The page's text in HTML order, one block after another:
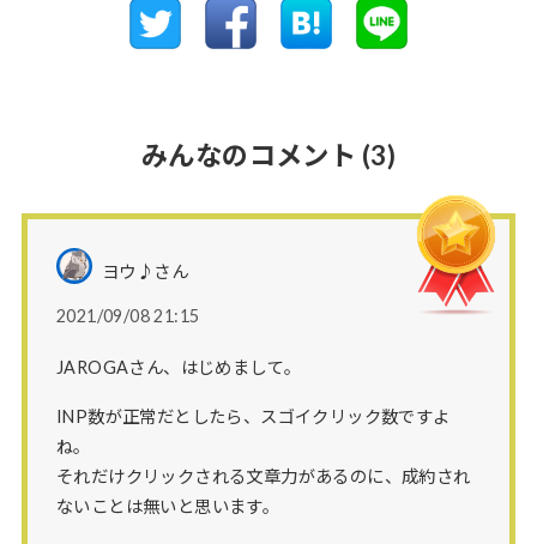
みんなのコメント (3)
ヨウ♪さん
2021/09/08 21:15
JAROGAさん、はじめまして。
INP数が正常だとしたら、スゴイクリック数ですよ
ね。
それだけクリックされる文章力があるのに、成約され
ないことは無いと思います。